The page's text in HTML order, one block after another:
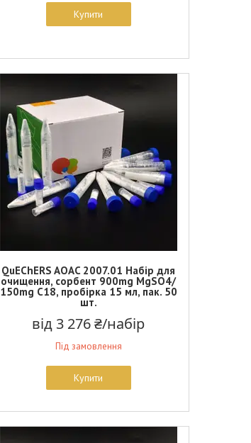
Купити
QuEChERS AOAC 2007.01 Набір для
очищення, сорбент 900mg MgSO4/
150mg C18, пробірка 15 мл, пак. 50
шт.
від 3 276 ₴/набір
Під замовлення
Купити